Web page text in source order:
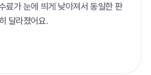
료가 눈에 띄게 낮아져서 동일한 판
달라졌어요.